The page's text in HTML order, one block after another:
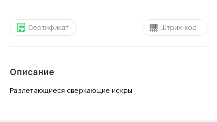
Сертификат Штрих-код
Описание
Разлетающиеся сверкающие искры